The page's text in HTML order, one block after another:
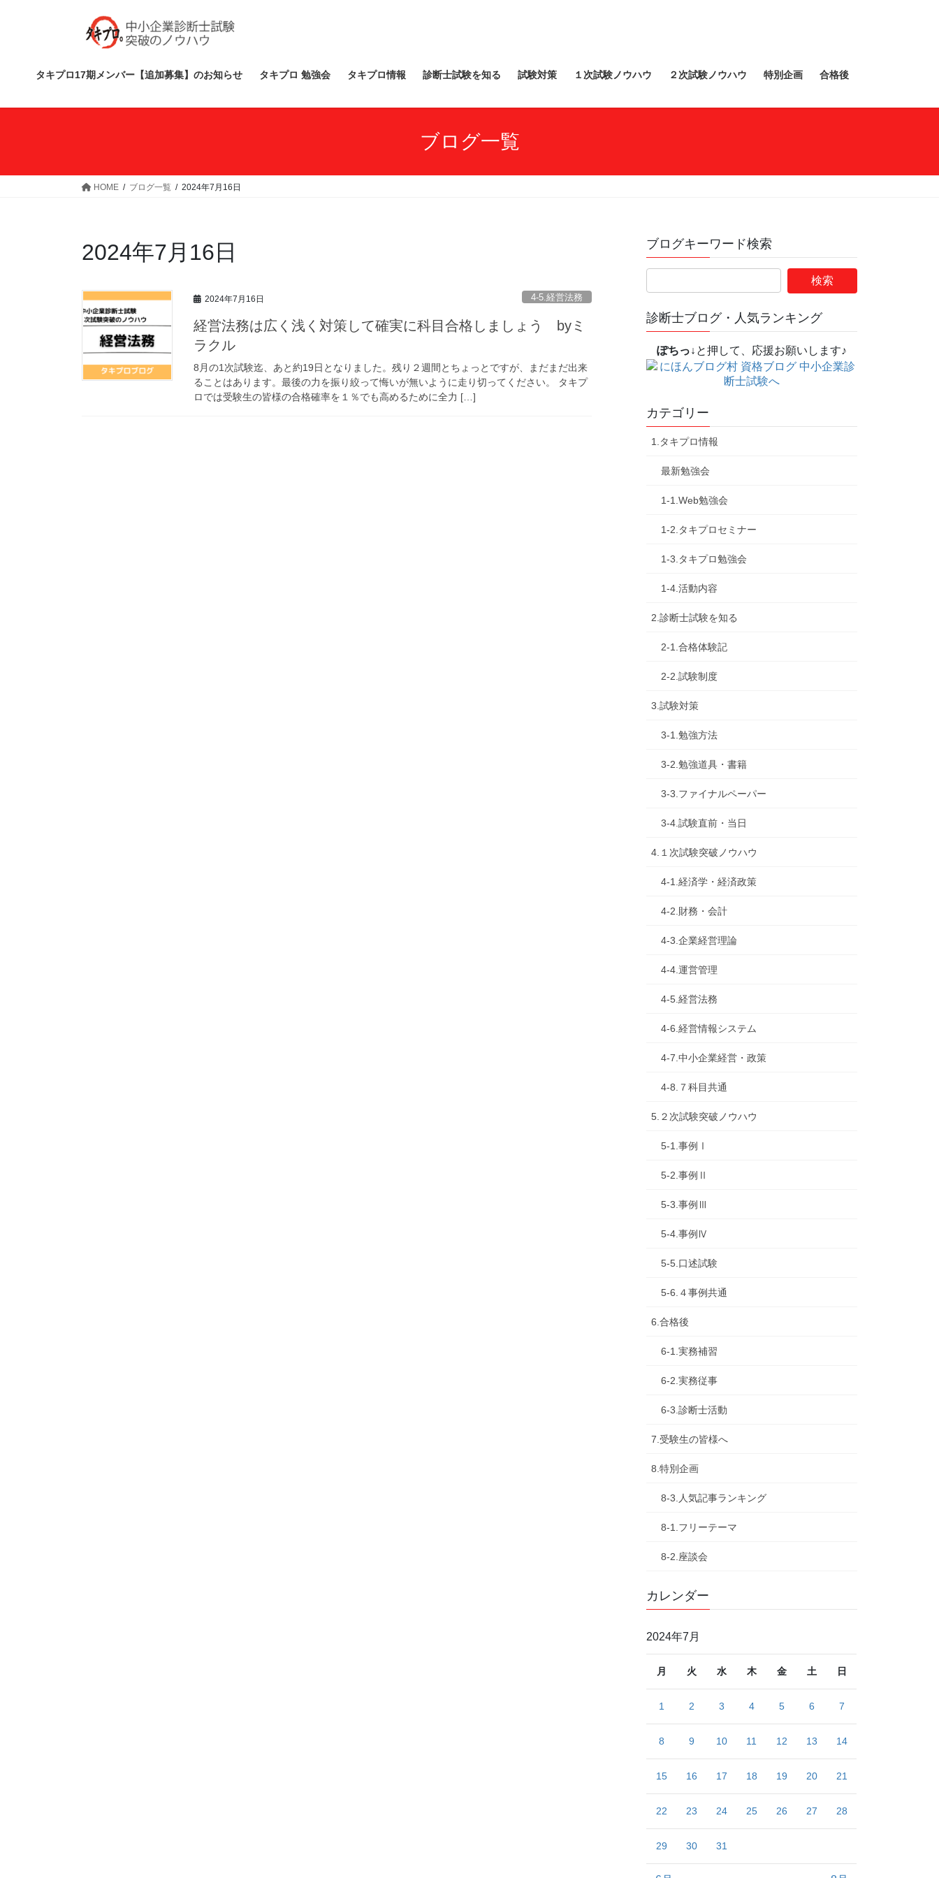
ス
ン
タキプロ17期メンバー【追加募集】のお知らせ タキプロ 勉強会 タキプロ情報 診断士試験を知る 試験対策 １次試験ノウハウ ２次試験ノウハウ 特別企画 合格後
ブログ一覧
HOME ブログ一覧 2024年7月16日
2024年7月16日
2024年7月16日 4-5.経営法務
経営法務は広く浅く対策して確実に科目合格しましょう byミ
ラクル
8月の1次試験迄、あと約19日となりました。残り２週間とちょっとですが、まだまだ出来
ることはあります。最後の力を振り絞って悔いが無いように走り切ってください。 タキプ
ロでは受験生の皆様の合格確率を１％でも高めるために全力 […]
ブログキーワード検索
診断士ブログ・人気ランキング
ぽちっ↓ と押して、応援お願いします♪
カテゴリー
1.タキプロ情報
最新勉強会
1-1.Web勉強会
1-2.タキプロセミナー
1-3.タキプロ勉強会
1-4.活動内容
2.診断士試験を知る
2-1.合格体験記
2-2.試験制度
3.試験対策
3-1.勉強方法
3-2.勉強道具・書籍
3-3.ファイナルペーパー
3-4.試験直前・当日
4.１次試験突破ノウハウ
4-1.経済学・経済政策
4-2.財務・会計
4-3.企業経営理論
4-4.運営管理
4-5.経営法務
4-6.経営情報システム
4-7.中小企業経営・政策
4-8.７科目共通
5.２次試験突破ノウハウ
5-1.事例Ⅰ
5-2.事例Ⅱ
5-3.事例Ⅲ
5-4.事例Ⅳ
5-5.口述試験
5-6.４事例共通
6.合格後
6-1.実務補習
6-2.実務従事
6-3.診断士活動
7.受験生の皆様へ
8.特別企画
8-3.人気記事ランキング
8-1.フリーテーマ
8-2.座談会
カレンダー
2024年7月
月 火 水 木 金 土 日
1 2 3 4 5 6 7
8 9 10 11 12 13 14
15 16 17 18 19 20 21
22 23 24 25 26 27 28
29 30 31